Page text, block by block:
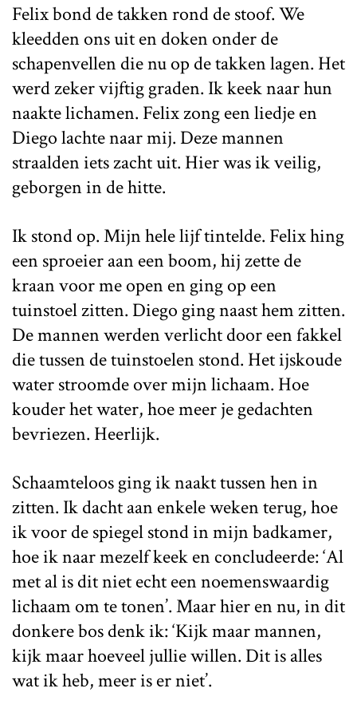
Felix bond de takken rond de stoof. We
kleedden ons uit en doken onder de
schapenvellen die nu op de takken lagen. Het
werd zeker vijftig graden. Ik keek naar hun
naakte lichamen. Felix zong een liedje en
Diego lachte naar mij. Deze mannen
straalden iets zacht uit. Hier was ik veilig,
geborgen in de hitte.
Ik stond op. Mijn hele lijf tintelde. Felix hing
een sproeier aan een boom, hij zette de
kraan voor me open en ging op een
tuinstoel zitten. Diego ging naast hem zitten.
De mannen werden verlicht door een fakkel
die tussen de tuinstoelen stond. Het ijskoude
water stroomde over mijn lichaam. Hoe
kouder het water, hoe meer je gedachten
bevriezen. Heerlijk.
Schaamteloos ging ik naakt tussen hen in
zitten. Ik dacht aan enkele weken terug, hoe
ik voor de spiegel stond in mijn badkamer,
hoe ik naar mezelf keek en concludeerde: ‘Al
met al is dit niet echt een noemenswaardig
lichaam om te tonen’. Maar hier en nu, in dit
donkere bos denk ik: ‘Kijk maar mannen,
kijk maar hoeveel jullie willen. Dit is alles
wat ik heb, meer is er niet’.